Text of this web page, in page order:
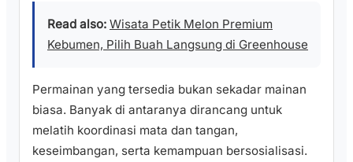
Read also: Wisata Petik Melon Premium
Kebumen, Pilih Buah Langsung di Greenhouse
Permainan yang tersedia bukan sekadar mainan
biasa. Banyak di antaranya dirancang untuk
melatih koordinasi mata dan tangan,
keseimbangan, serta kemampuan bersosialisasi.